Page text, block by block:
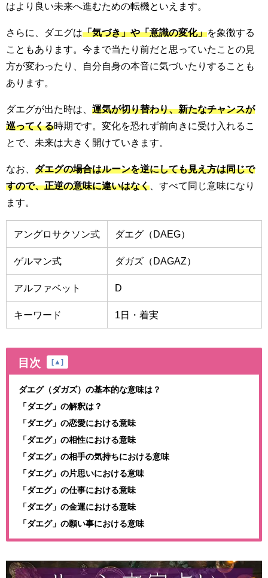
はより良い未来へ進むための転機といえます。
さらに、ダエグは「気づき」や「意識の変化」を象徴する
こともあります。今まで当たり前だと思っていたことの見
方が変わったり、自分自身の本音に気づいたりすることも
あります。
ダエグが出た時は、 運気が切り替わり、新たなチャンスが
巡ってくる時期です。変化を恐れず前向きに受け入れるこ
とで、未来は大きく開けていきます。
なお、 ダエグの場合はルーンを逆にしても見え方は同じで
すので、正逆の意味に違いはなく 、すべて同じ意味になり
ます。
アングロサクソン式 ダエグ（DAEG）
ゲルマン式 ダガズ（DAGAZ）
アルファベット D
キーワード 1日・着実
目次 [ ▲ ]
ダエグ（ダガズ）の基本的な意味は？
「ダエグ」の解釈は？
「ダエグ」の恋愛における意味
「ダエグ」の相性における意味
「ダエグ」の相手の気持ちにおける意味
「ダエグ」の片思いにおける意味
「ダエグ」の仕事における意味
「ダエグ」の金運における意味
「ダエグ」の願い事における意味